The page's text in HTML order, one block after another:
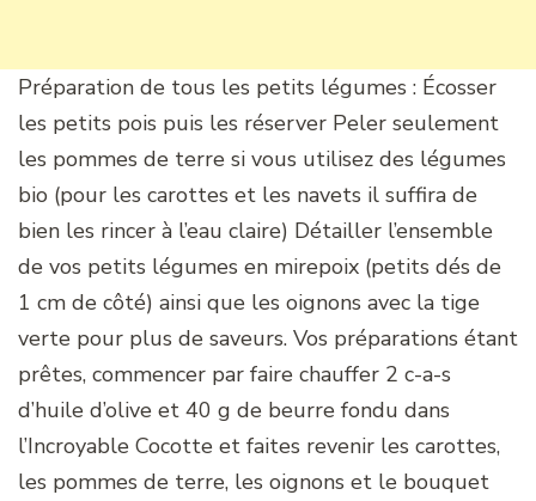
Préparation de tous les petits légumes : Écosser
les petits pois puis les réserver Peler seulement
les pommes de terre si vous utilisez des légumes
bio (pour les carottes et les navets il suffira de
bien les rincer à l’eau claire) Détailler l’ensemble
de vos petits légumes en mirepoix (petits dés de
1 cm de côté) ainsi que les oignons avec la tige
verte pour plus de saveurs. Vos préparations étant
prêtes, commencer par faire chauffer 2 c-a-s
d’huile d’olive et 40 g de beurre fondu dans
l’Incroyable Cocotte et faites revenir les carottes,
les pommes de terre, les oignons et le bouquet